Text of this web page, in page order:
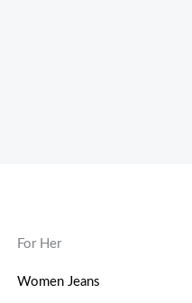
For Her
Women Jeans